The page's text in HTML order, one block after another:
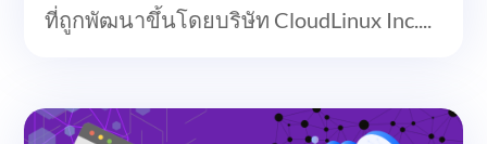
ที่ถูกพัฒนาขึ้นโดยบริษัท CloudLinux Inc....